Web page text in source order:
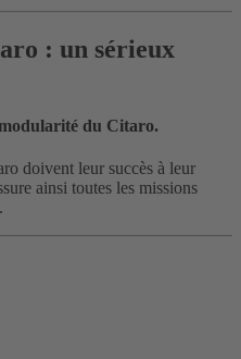
: un sérieux
du Citaro.
doivent leur succès à leur
ainsi toutes les missions